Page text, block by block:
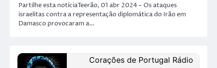
Partilhe esta notíciaTeerão, 01 abr 2024 – Os ataques
israelitas contra a representação diplomática do Irão em
Damasco provocaram a…